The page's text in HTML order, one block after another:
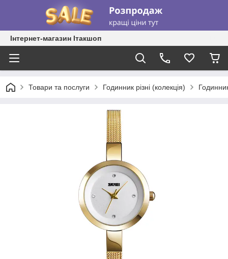
Інтернет-магазин Ітакшоп
Товари та послуги Годинник різні (колекція)